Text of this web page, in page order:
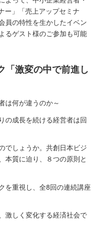
ー」「売上アップセミナ
員の特性を生かしたイベン
るゲスト様のご参加も可能
「激変の中で前進し
は何が違うのか～
の成長を続ける経営者は回
でしょうか。共創日本ビジ
本質に迫り、８つの原則と
を重視し、全8回の連続講座
激しく変化する経済社会で